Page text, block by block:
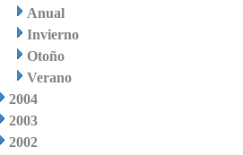
Anual
Invierno
Otoño
Verano
2004
2003
2002